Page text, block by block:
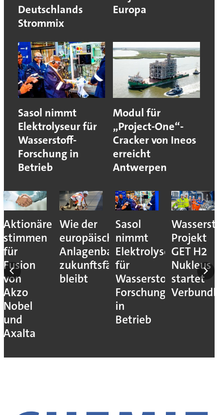
Deutschlands
Strommix
Europa
Sasol nimmt
Elektrolyseur für
Wasserstoff-
Forschung in
Betrieb
Modul für
„Project-One“-
Cracker von Ineos
erreicht
Antwerpen
Aktionäre
stimmen
für
Fusion
von
Akzo
Nobel
und
Axalta
Wie der
europäische
Anlagenbau
zukunftsfähig
bleibt
Sasol
nimmt
Elektrolyseur
für
Wasserstoff-
Forschung
in
Betrieb
Projekt
GET H2
Nukleus
startet